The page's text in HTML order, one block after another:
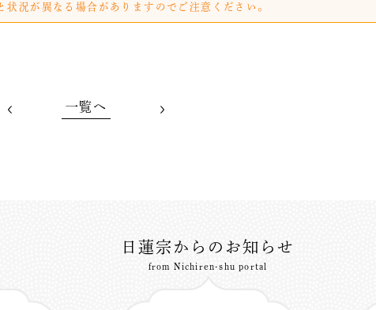
況が異なる場合がありますのでご注意ください。
一覧へ
日蓮宗からのお知らせ
from Nichiren-shu portal